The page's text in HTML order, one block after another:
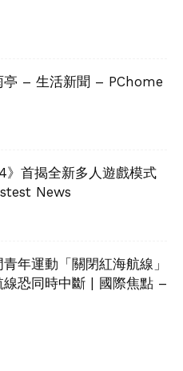
亭 – 生活新聞 – PChome
》首揭全新多人遊戲模式
News
年運動「關閉紅海航線」
恐同時中斷 | 國際焦點 –